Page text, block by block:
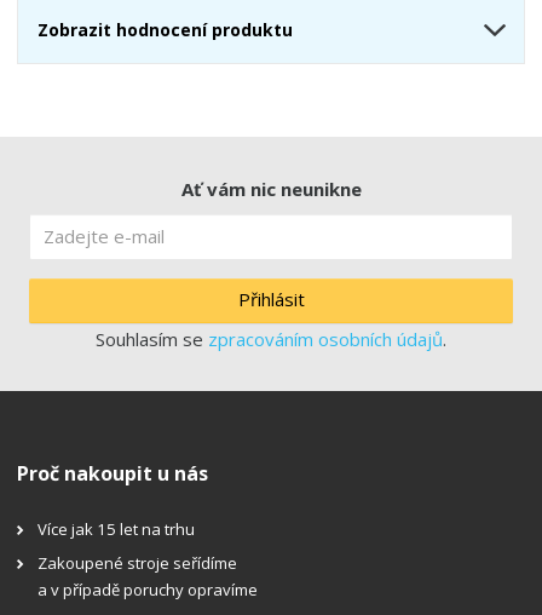
Zobrazit hodnocení produktu
Ať vám nic neunikne
Přihlásit
Souhlasím se zpracováním osobních údajů.
Proč nakoupit u nás
Více jak 15 let na trhu
Zakoupené stroje seřídíme
a v případě poruchy opravíme